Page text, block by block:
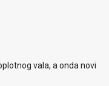
vala, a onda novi